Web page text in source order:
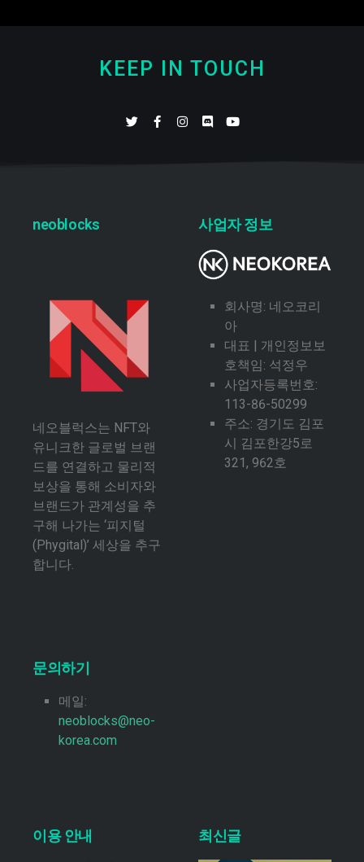
KEEP IN TOUCH
neoblocks
네오블럭스는 NFT와
유니크한 글로벌 브랜
드를 연결하고 물리적
보상을 통해 소비자와
브랜드가 관계성을 추
구해 나가는 ‘피지털
(Phygital)’ 세상을 추구
합니다.
문의하기
메일:
neoblocks@neo-
korea.com
사업자 정보
회사명: 네오코리
아
대표 | 개인정보보
호책임: 석정우
사업자등록번호:
113-86-50299
주소: 경기도 김포
시 김포한강5로
321, 962호
이용 안내 최신글